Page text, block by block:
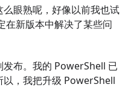
眼熟呢，好像以前我也试
在新版本中解决了某些问
布。我的 PowerShell 已
，我把升级 PowerShell